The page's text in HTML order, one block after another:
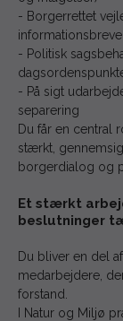
- Borgerrettet
- Politisk
- På sigt
separering
Du får en central
stærkt,
borgerdialog og
Et stærkt
beslutninger
Du bliver en del
medarbejdere,
forstand.
I Natur og Miljø